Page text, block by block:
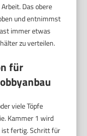
Das obere
und entnimmst
immer etwas
zu verteilen.
für
viele Töpfe
Kammer 1 wird
fertig. Schritt für